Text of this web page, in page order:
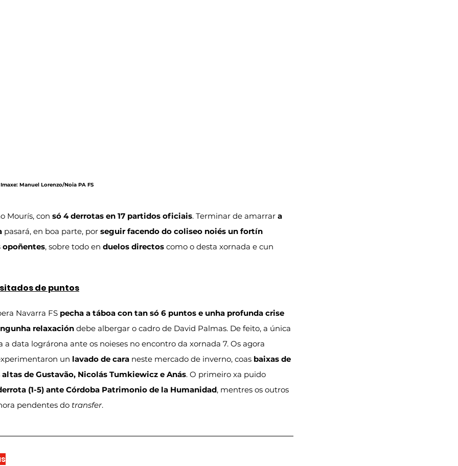
Manuel Lorenzo/Noia PA FS
Mourís, con só 4 derrotas en 17 partidos oficiais. Terminar de amarrar a
pasará, en boa parte, por seguir facendo do coliseo noiés un fortín
opoñentes, sobre todo en duelos directos como o desta xornada e cun
de puntos
Navarra FS pecha a táboa con tan só 6 puntos e unha profunda crise
relaxación debe albergar o cadro de David Palmas. De feito, a única
a data lográrona ante os noieses no encontro da xornada 7. Os agora
un lavado de cara neste mercado de inverno, coas baixas de
altas de Gustavão, Nicolás Tumkiewicz e Anás. O primeiro xa puido
(1-5) ante Córdoba Patrimonio de la Humanidad, mentres os outros
pendentes do transfer.